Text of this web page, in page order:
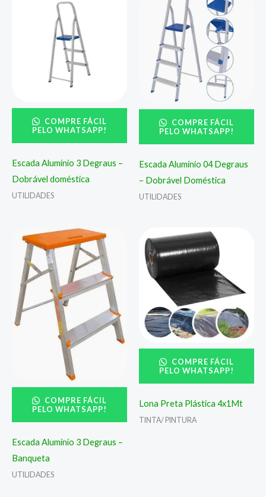
COMPRE FÁCIL
PELO WHATSAPP!
Escada Alumínio 3 Degraus –
Dobrável doméstica
UTILIDADES
COMPRE FÁCIL
PELO WHATSAPP!
Escada Alumínio 04 Degraus
– Dobrável Doméstica
UTILIDADES
COMPRE FÁCIL
PELO WHATSAPP!
Escada Alumínio 3 Degraus –
Banqueta
UTILIDADES
COMPRE FÁCIL
PELO WHATSAPP!
Lona Preta Plástica 4x1Mt
TINTA/ PINTURA